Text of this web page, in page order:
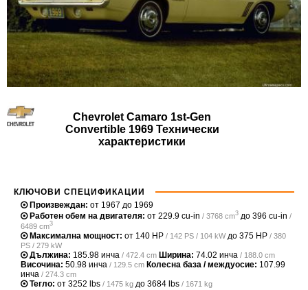
Chevrolet Camaro 1st-Gen
Convertible 1969 Технически
характеристики
КЛЮЧОВИ СПЕЦИФИКАЦИИ
Произвеждан: от 1967 до 1969
Работен обем на двигателя: от 229.9 cu-in / 3768 cm3 до 396 cu-in /
6489 cm3
Максимална мощност: от 140 HP / 142 PS / 104 kWдо 375 HP / 380
PS / 279 kW
Дължина: 185.98 инча / 472.4 cm Ширина: 74.02 инча / 188.0 cm
Височина: 50.98 инча / 129.5 cm Колесна база / междуосие: 107.99
инча / 274.3 cm
Тегло: от 3252 lbs / 1475 kg до 3684 lbs / 1671 kg